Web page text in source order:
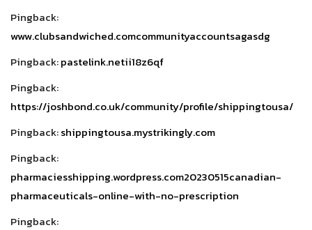
Pingback:
www.clubsandwiched.comcommunityaccountsagasdg
Pingback:pastelink.netii18z6qf
Pingback:
https://joshbond.co.uk/community/profile/shippingtousa/
Pingback:shippingtousa.mystrikingly.com
Pingback:
pharmaciesshipping.wordpress.com20230515canadian-
pharmaceuticals-online-with-no-prescription
Pingback: